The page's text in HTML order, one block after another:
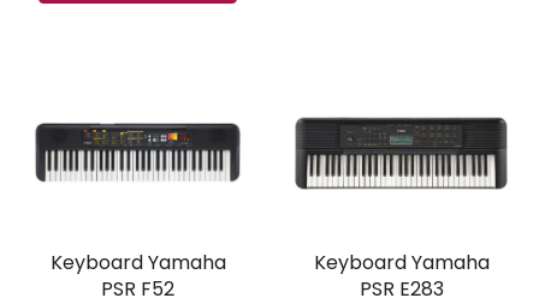
Keyboard Yamaha
PSR F52
Keyboard Yamaha
PSR E283